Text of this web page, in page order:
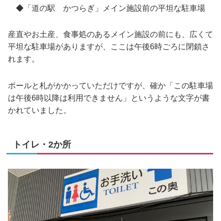
◆「道の駅 かつらぎ」メイン施設前の平坦な駐車場
産直やお土産、食事処のあるメイン施設の前にも、広くて
平坦な駐車場がありますが、ここは午後6時ごろに閉鎖さ
れます。
ポールと札がかかっていただけですが、確か「この駐車場
は午後6時以降は利用できません」というような文字が書
かれていました。
トイレ・2か所